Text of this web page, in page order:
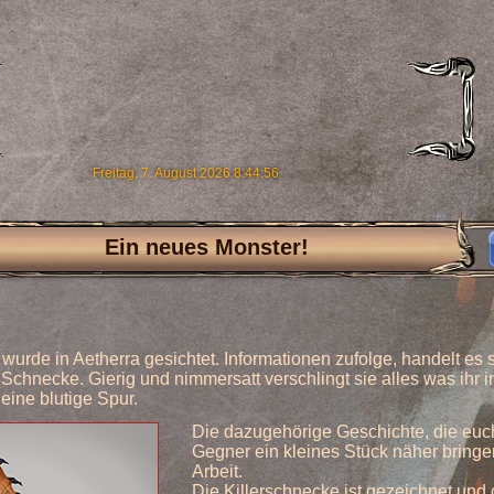
Freitag, 7. August 2026 8:44:57
Ein neues Monster!
in Aetherra gesichtet. Informationen zufolge, handelt es
Gierig und nimmersatt verschlingt sie alles was ihr
blutige Spur.
Die dazugehörige Geschichte, die
Gegner ein kleines Stück näher
Arbeit.